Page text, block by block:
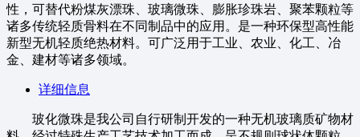
性，可替代粉煤灰漂珠、玻璃微珠、膨胀珍珠岩、聚苯颗粒等
诸多传统轻质骨料在不同制品中的应用。是一种环保型高性能
新型无机轻质绝热材料。可广泛用于工业、农业、化工、冶
金、建材等诸多领域。
详细信息
玻化微珠是我公司自行研制开发的一种无机玻璃质矿物材